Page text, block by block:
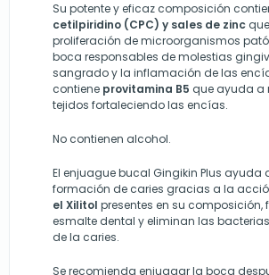
Su potente y eficaz composición
cetilpiridino (CPC) y sales de zinc
proliferación de microorganismos
boca responsables de molestias
sangrado y la inflamación de las
contiene provitamina B5 que ayuda a
tejidos fortaleciendo las encías.
No contienen alcohol.
El enjuague bucal Gingikin Plus ayuda
formación de caries gracias a la
el Xilitol presentes en su composición,
esmalte dental y eliminan las
de la caries.
Se recomienda enjuagar la boca